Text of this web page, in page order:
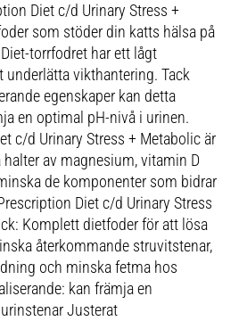
Diet c/d Urinary Stress +
som stöder din katts hälsa på
torrfodret har ett lågt
underlätta vikthantering. Tack
egenskaper kan detta
en optimal pH-nivå i urinen.
c/d Urinary Stress + Metabolic är
av magnesium, vitamin D
de komponenter som bidrar
Diet c/d Urinary Stress
Komplett dietfoder för att lösa
återkommande struvitstenar,
och minska fetma hos
kan främja en
Justerat